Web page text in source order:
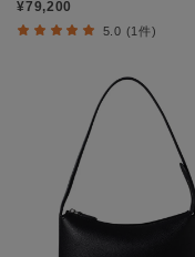
¥79,200
5.0 (1件)